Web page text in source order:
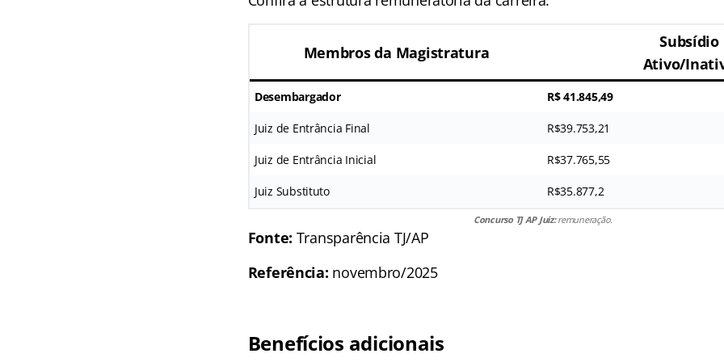
Membros da Magistratura
Subsídio
Ativo/
Desembargador R$ 41.845,49
Juiz de Entrância Final R$39.753,21
Juiz de Entrância Inicial R$37.765,55
Juiz Substituto R$35.877,2
Concurso TJ AP Juiz:remuneração.
Fonte: Transparência TJ/AP
Referência: novembro/2025
Benefícios adicionais